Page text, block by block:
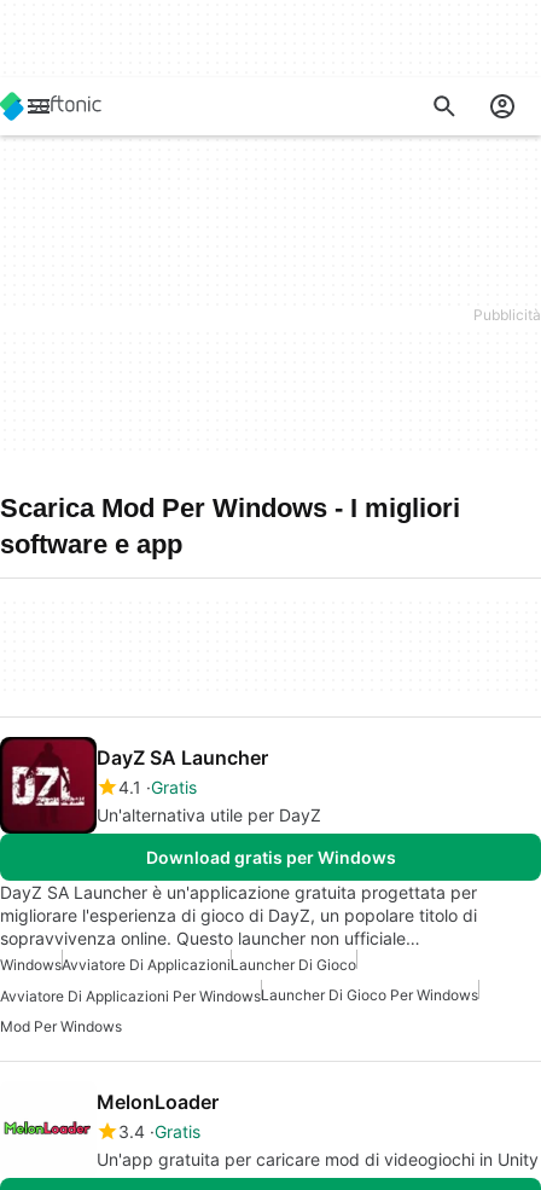
Scarica Mod Per Windows - I migliori
software e app
DayZ SA Launcher
4.1 Gratis
Un'alternativa utile per DayZ
Download gratis per Windows
DayZ SA Launcher è un'applicazione gratuita progettata per
migliorare l'esperienza di gioco di DayZ, un popolare titolo di
sopravvivenza online. Questo launcher non ufficiale…
WindowsAvviatore Di ApplicazioniLauncher Di Gioco
Avviatore Di Applicazioni Per WindowsLauncher Di Gioco Per Windows
Mod Per Windows
MelonLoader
3.4 Gratis
Un'app gratuita per caricare mod di videogiochi in Unity